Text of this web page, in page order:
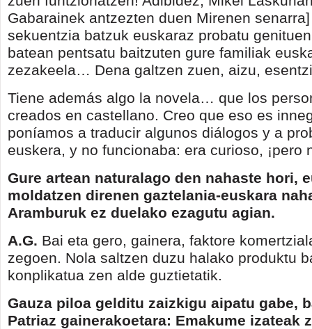
Gabarainek antzezten duen Mirenen
sekuentzia batzuk euskaraz probatu
batean pentsatu baitzuten gure familiak
zezakeela… Dena galtzen zuen, aizu,
Tiene además algo la novela… que los
creados en castellano. Creo que eso es
poníamos a traducir algunos diálogos y a
euskera, y no funcionaba: era curioso, ¡pero
Gure artean naturalago den nahaste hori,
moldatzen direnen gaztelania-euskara
Aramburuk ez duelako ezagutu agian.
A.G. Bai eta gero, gainera, faktore
zegoen. Nola saltzen duzu halako produktu
konplikatua zen alde guztietatik.
Gauza piloa gelditu zaizkigu aipatu gabe,
Patriaz gainerakoetara: Emakume izateak